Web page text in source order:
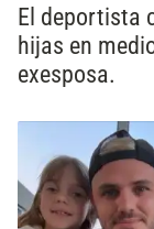
El deportista
hijas en
exesposa.